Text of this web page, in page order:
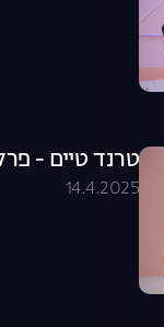
טרנד טיים -
14.4.2025